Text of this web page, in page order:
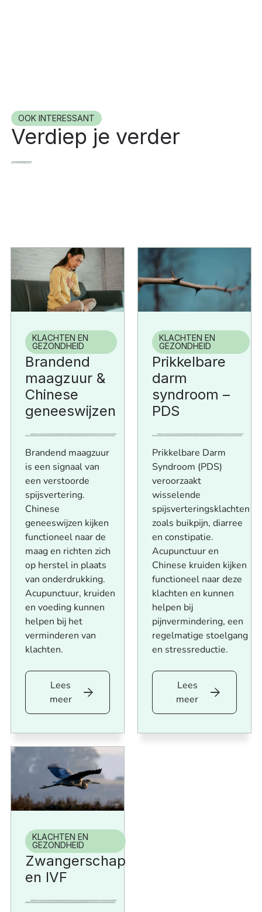
OOK INTERESSANT
Verdiep je verder
KLACHTEN EN
GEZONDHEID
Brandend
maagzuur &
Chinese
geneeswijzen
Brandend maagzuur
is een signaal van
een verstoorde
spijsvertering.
Chinese
geneeswijzen kijken
functioneel naar de
maag en richten zich
op herstel in plaats
van onderdrukking.
Acupunctuur, kruiden
en voeding kunnen
helpen bij het
verminderen van
klachten.
Lees
Lees
meer
KLACHTEN EN
GEZONDHEID
Prikkelbare
darm
syndroom –
PDS
Prikkelbare Darm
Syndroom (PDS)
veroorzaakt
wisselende
spijsverteringsklachten
zoals buikpijn, diarree
en constipatie.
Acupunctuur en
Chinese kruiden kijken
functioneel naar deze
klachten en kunnen
helpen bij
pijnvermindering, een
regelmatige stoelgang
en stressreductie.
Lees
Lees
meer
KLACHTEN EN
GEZONDHEID
Zwangerschap
en IVF